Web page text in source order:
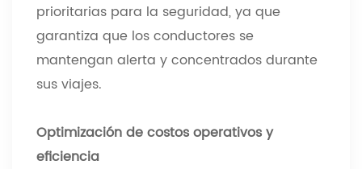
prioritarias para la seguridad, ya que
garantiza que los conductores se
mantengan alerta y concentrados durante
sus viajes.
Optimización de costos operativos y
eficiencia